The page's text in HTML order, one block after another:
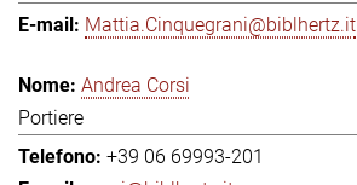
Mattia.Cinquegrani@biblhertz.it
Andrea Corsi
Portiere
+39 06 69993-201